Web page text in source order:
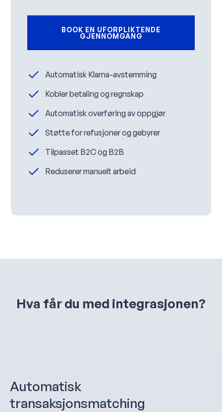
BOOK EN UFORPLIKTENDE
GJENNOMGANG
Automatisk Klarna-avstemming
Kobler betaling og regnskap
Automatisk overføring av oppgjør
Støtte for refusjoner og gebyrer
Tilpasset B2C og B2B
Reduserer manuelt arbeid
Hva får du med integrasjonen?
Automatisk
transaksjonsmatching